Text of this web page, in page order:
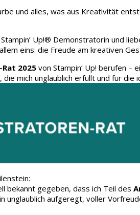
und alles, was aus Kreativität
Stampin’ Up!® Demonstratorin und
eins: die Freude am kreativen
Rat 2025 von Stampin’ Up! berufen –
mich unglaublich erfüllt und für die
bekannt gegeben, dass ich Teil des
unglaublich aufgeregt, voller